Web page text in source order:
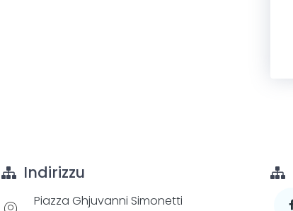
Indirizzu
Piazza Ghjuvanni Simonetti